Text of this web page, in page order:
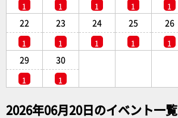
1 1 1 1 1
22
1
23
1
24
1
25
1
26
1
29
1
30
1
2026年06月20日のイベント一覧